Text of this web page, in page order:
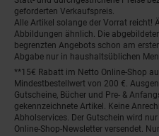
geforderten Verkaufspreis.
Alle Artikel solange der Vorrat reicht!
Abbildungen ähnlich. Die
begrenzten Angebots schon am
Abgabe nur in haushaltsüblichen
**15€ Rabatt im Netto Online-Shop
Mindestbestellwert von 200 €.
Gutscheine, Bücher und Pre- &
gekennzeichnete Artikel. Keine
Abholservices. Der Gutschein wird
Online-Shop-Newsletter versendet.